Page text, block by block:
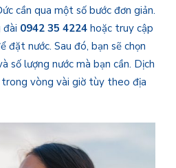
cần qua một số bước đơn giản.
đài 0942 35 4224 hoặc truy cập
đặt nước. Sau đó, bạn sẽ chọn
số lượng nước mà bạn cần. Dịch
trong vòng vài giờ tùy theo địa